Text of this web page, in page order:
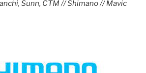
Sunn, CTM // Shimano // Mavic